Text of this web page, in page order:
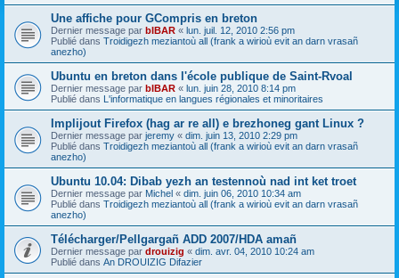
Une affiche pour GCompris en breton
Dernier message par bIBAR « lun. juil. 12, 2010 2:56 pm
Publié dans Troidigezh meziantoù all (frank a wirioù evit an darn vrasañ
anezho)
Ubuntu en breton dans l'école publique de Saint-Rvoal
Dernier message par bIBAR « lun. juin 28, 2010 8:14 pm
Publié dans L'informatique en langues régionales et minoritaires
Implijout Firefox (hag ar re all) e brezhoneg gant Linux ?
Dernier message par jeremy « dim. juin 13, 2010 2:29 pm
Publié dans Troidigezh meziantoù all (frank a wirioù evit an darn vrasañ
anezho)
Ubuntu 10.04: Dibab yezh an testennoù nad int ket troet
Dernier message par Michel « dim. juin 06, 2010 10:34 am
Publié dans Troidigezh meziantoù all (frank a wirioù evit an darn vrasañ
anezho)
Télécharger/Pellgargañ ADD 2007/HDA amañ
Dernier message par drouizig « dim. avr. 04, 2010 10:24 am
Publié dans An DROUIZIG Difazier